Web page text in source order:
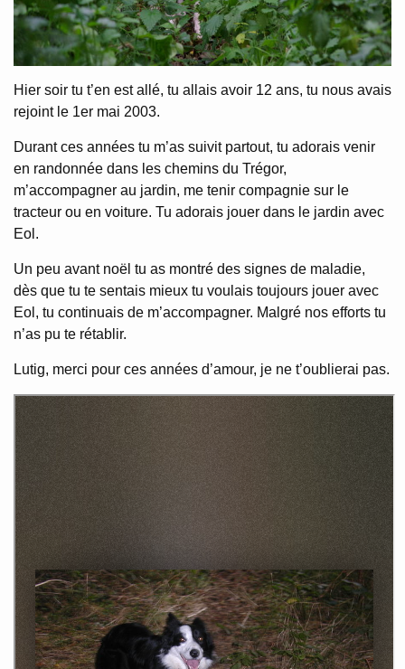
Hier soir tu t’en est allé, tu allais avoir 12 ans, tu nous avais
rejoint le 1er mai 2003.
Durant ces années tu m’as suivit partout, tu adorais venir
en randonnée dans les chemins du Trégor,
m’accompagner au jardin, me tenir compagnie sur le
tracteur ou en voiture. Tu adorais jouer dans le jardin avec
Eol.
Un peu avant noël tu as montré des signes de maladie,
dès que tu te sentais mieux tu voulais toujours jouer avec
Eol, tu continuais de m’accompagner. Malgré nos efforts tu
n’as pu te rétablir.
Lutig, merci pour ces années d’amour, je ne t’oublierai pas.